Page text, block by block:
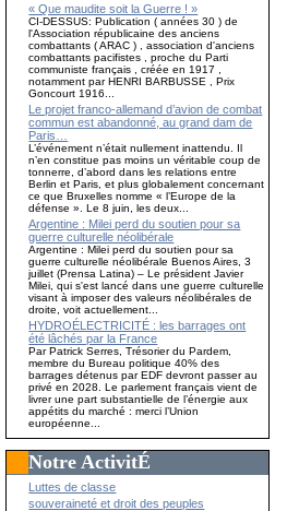
« Que maudite soit la Guerre ! »
CI-DESSUS: Publication ( années 30 ) de
l'Association républicaine des anciens
combattants ( ARAC ) , association d'anciens
combattants pacifistes , proche du Parti
communiste français , créée en 1917 ,
notamment par HENRI BARBUSSE , Prix
Goncourt 1916...
Le projet franco-allemand d’avion de combat
commun est abandonné, au grand dam de
Paris…
L’événement n’était nullement inattendu. Il
n’en constitue pas moins un véritable coup de
tonnerre, d’abord dans les relations entre
Berlin et Paris, et plus globalement concernant
ce que Bruxelles nomme « l’Europe de la
défense ». Le 8 juin, les deux...
Argentine : Milei perd du soutien pour sa
guerre culturelle néolibérale
Argentine : Milei perd du soutien pour sa
guerre culturelle néolibérale Buenos Aires, 3
juillet (Prensa Latina) – Le président Javier
Milei, qui s'est lancé dans une guerre culturelle
visant à imposer des valeurs néolibérales de
droite, voit actuellement...
HYDROÉLECTRICITÉ : les barrages ont
été lâchés par la France
Par Patrick Serres, Trésorier du Pardem,
membre du Bureau politique 40% des
barrages détenus par EDF devront passer au
privé en 2028. Le parlement français vient de
livrer une part substantielle de l’énergie aux
appétits du marché : merci l’Union
européenne...
Notre ActivitÉ
Luttes de classe
souveraineté et droit des peuples